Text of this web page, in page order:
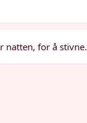
natten, for å stivne.